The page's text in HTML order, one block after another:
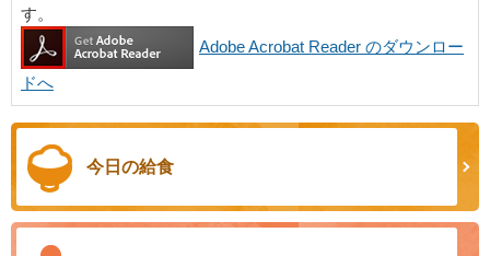
す。
Adobe Acrobat Reader のダウンロー
ドへ
今日の給食